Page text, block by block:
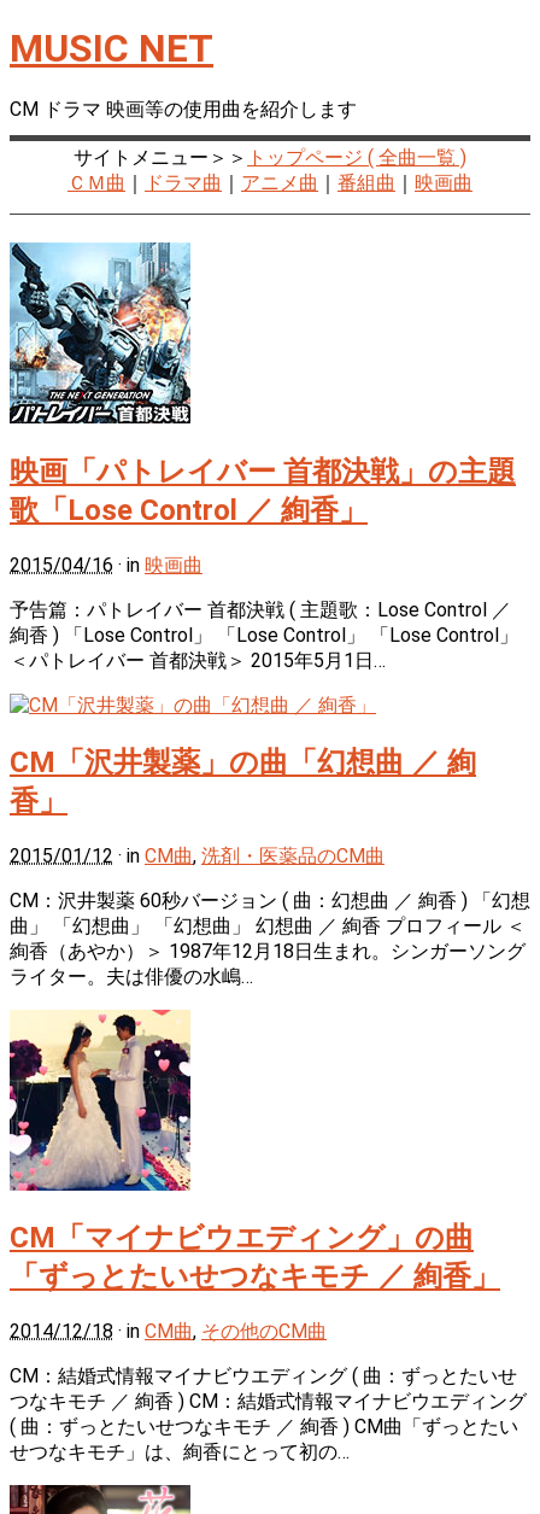
MUSIC NET
CM ドラマ 映画等の使用曲を紹介します
サイトメニュー＞＞ トップページ ( 全曲一覧 )
ＣＭ曲 ｜ ドラマ曲 ｜ アニメ曲 ｜ 番組曲 ｜ 映画曲
映画「パトレイバー 首都決戦」の主題
歌「Lose Control ／ 絢香」
2015/04/16 · in 映画曲
予告篇：パトレイバー 首都決戦 ( 主題歌：Lose Control ／
絢香 ) 「Lose Control」 「Lose Control」 「Lose Control」
＜パトレイバー 首都決戦＞ 2015年5月1日…
CM「沢井製薬」の曲「幻想曲 ／ 絢
香」
2015/01/12 · in CM曲, 洗剤・医薬品のCM曲
CM：沢井製薬 60秒バージョン ( 曲：幻想曲 ／ 絢香 ) 「幻想
曲」 「幻想曲」 「幻想曲」 幻想曲 ／ 絢香 プロフィール ＜
絢香（あやか）＞ 1987年12月18日生まれ。シンガーソング
ライター。夫は俳優の水嶋…
CM「マイナビウエディング」の曲
「ずっとたいせつなキモチ ／ 絢香」
2014/12/18 · in CM曲, その他のCM曲
CM：結婚式情報マイナビウエディング ( 曲：ずっとたいせ
つなキモチ ／ 絢香 ) CM：結婚式情報マイナビウエディング
( 曲：ずっとたいせつなキモチ ／ 絢香 ) CM曲「ずっとたい
せつなキモチ」は、絢香にとって初の…